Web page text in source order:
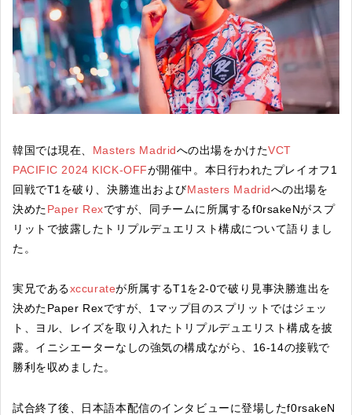
韓国では現在、 Masters Madridへの出場をかけたVCT
PACIFIC 2024 KICK-OFFが開催中。本日行われたプレイオフ1
回戦でT1を破り、決勝進出およびMasters Madridへの出場を
決めたPaper Rexですが、同チームに所属するf0rsakeNがスプ
リットで披露したトリプルデュエリスト構成について語りまし
た。
実兄であるxccurateが所属するT1を2-0で破り見事決勝進出を
決めたPaper Rexですが、1マップ目のスプリットではジェッ
ト、ヨル、レイズを取り入れたトリプルデュエリスト構成を披
露。イニシエーターなしの強気の構成ながら、16-14の接戦で
勝利を収めました。
試合終了後、日本語本配信のインタビューに登場したf0rsakeN